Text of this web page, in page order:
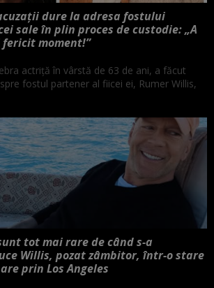
dure la adresa fostului
sale în plin proces de custodie: „A
moment!”
actriță în vârstă de 63 de ani, a făcut
fostul partener al fiicei ei, Rumer Willis,
tot mai rare de când s-a
Willis, pozat zâmbitor, într-o stare
prin Los Angeles